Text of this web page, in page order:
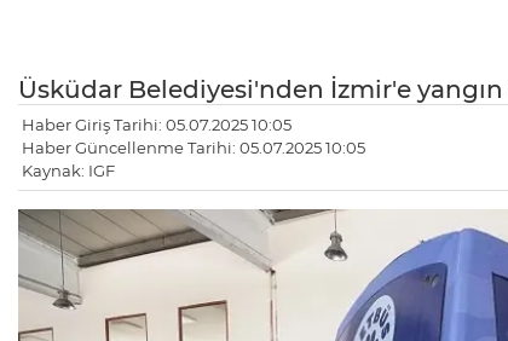
Üsküdar Belediyesi'nden İzmir'e
Haber Giriş Tarihi: 05.07.2025 10:05
Haber Güncellenme Tarihi: 05.07.2025 10:05
Kaynak: IGF